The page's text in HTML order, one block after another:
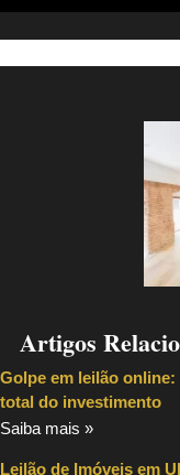
Artigos
Golpe em leilão
total do investimento
Saiba mais »
Leilão de Imóveis em